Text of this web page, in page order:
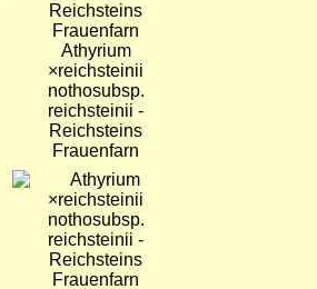
Athyrium
×reichsteinii
nothosubsp.
reichsteinii -
Reichsteins
Frauenfarn
Bild